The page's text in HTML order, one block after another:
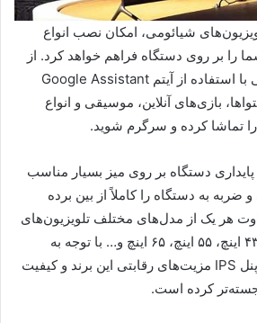
شیائومی، امکان نصب انواع
را بر روی دستگاه فراهم خواهد کرد. از
این رو می‌توانید به راحتی با استفاده از آیتم Google Assistant
بازی‌های آنلاین، موسیقی و انواع
را تماشا کرده و سرگرم شوید.
دستگاه بر روی میز بسیار مناسب
ضربه به دستگاه را کاملاً از بین برده
هر یک از مدل‌های مختلف تلویزیون‌های
شیائومی چون ۳۲ اینچ، ۴۳ اینچ، ۵۵ اینچ، ۶۵ اینچ و… با توجه به
رزولوشن و فناوری‌های پنل IPS مزیت‌های رقابتی این برند و کیفیت
کرده است.